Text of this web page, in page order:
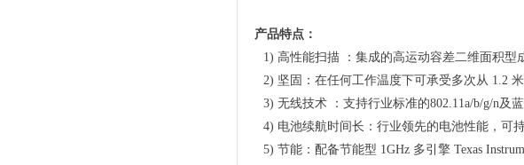
产品特点：
1) 高性能扫描 ： 集成的高运动容差二维面积型
2) 坚固 ： 在任何工作温度下可承受多次从 1.2
3) 无线技术 ： 支持行业标准的802.11a/b/g/n及
4) 电池续航时间长 ： 行业领先的电池性能，可
5) 节能 ： 配备节能型 1GHz 多引擎 Texas